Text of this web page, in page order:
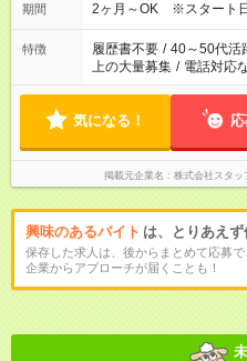
期間 2ヶ月～OK ※スタート日
特徴 履歴書不要 / 40～50代活
上の大量募集 / 電話対応
気になる！
掲載元企業名 株式会社スタ
興味のあるバイト は、とりあえ
保存した求人は、後からまとめて応募で
企業からアプローチが届くことも！